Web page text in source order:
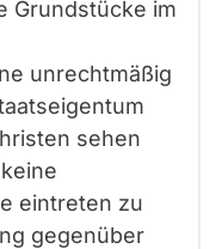
Grundstücke im
unrechtmäßig
sehen
eintreten zu
gegenüber